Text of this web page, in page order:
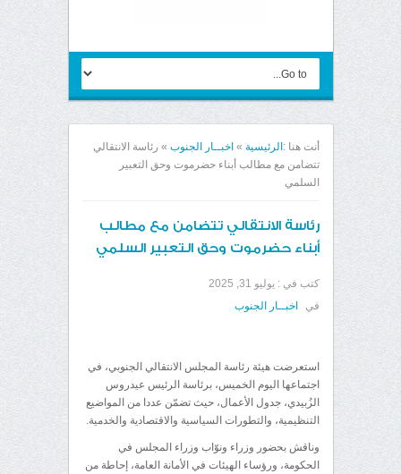
أنت هنا : الرئيسية » اخبــار الجنوب » رئاسة الانتقالي
تتضامن مع مطالب أبناء حضرموت وحق التعبير
السلمي
رئاسة الانتقالي تتضامن مع مطالب
أبناء حضرموت وحق التعبير السلمي
كتب في : يوليو 31, 2025
في
اخبــار الجنوب
استعرضت هيئة رئاسة المجلس الانتقالي الجنوبي، في
اجتماعها اليوم الخميس، برئاسة الرئيس عيدروس
الزُبيدي، جدول الأعمال، حيث تضمّن عددا من المواضيع
التنظيمية، والتطورات السياسية والاقتصادية والخدمية.
وناقش بحضور وزراء ونوّاب وزراء المجلس في
الحكومة، ورؤساء الهيئات في الأمانة العامة، إحاطة من